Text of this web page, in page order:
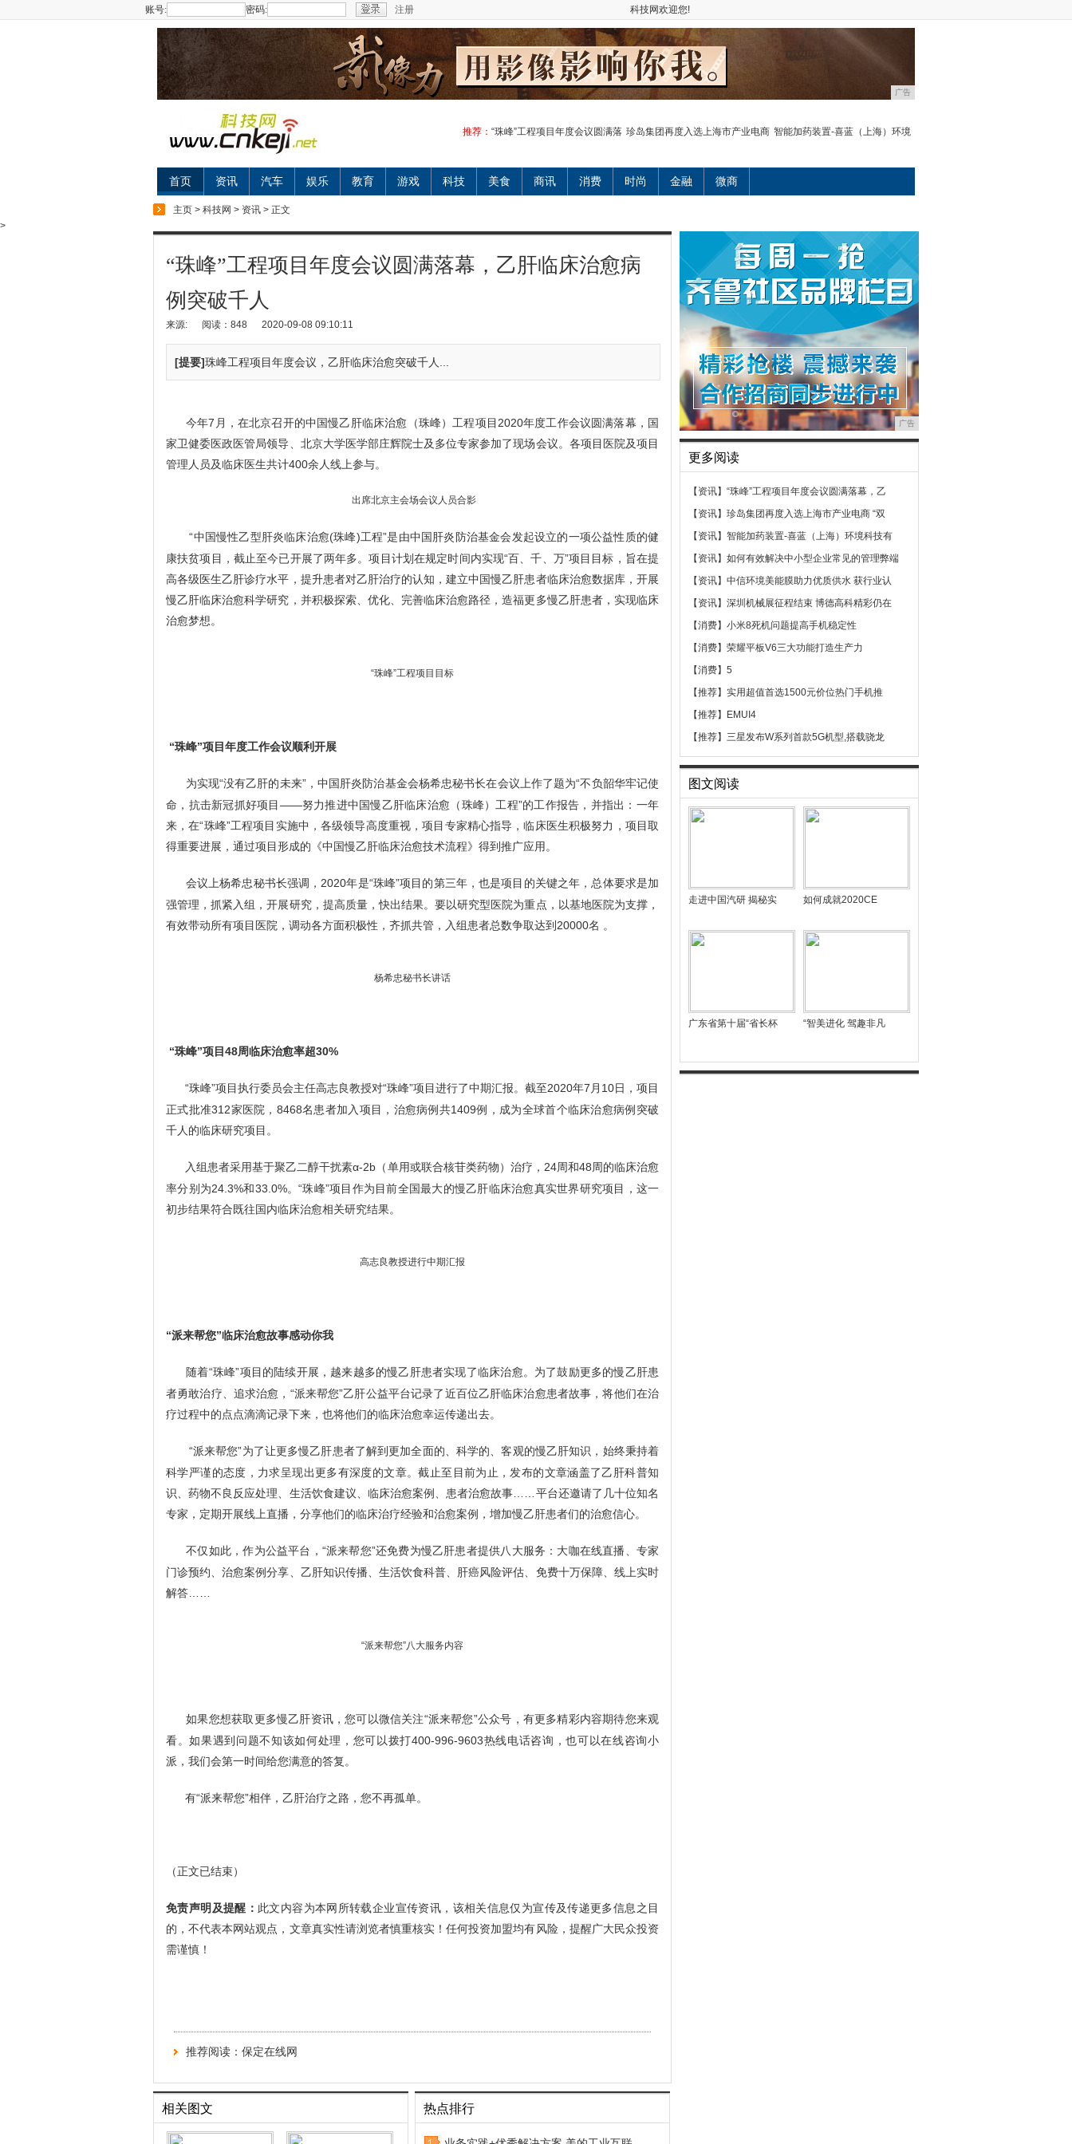
账号: 密码: 注册 科技网欢迎您!
广告
推荐： “珠峰”工程项目年度会议圆满落 珍岛集团再度入选上海市产业电商 智能加药装置-喜蓝（上海）环境
首页 资讯 汽车 娱乐 教育 游戏 科技 美食 商讯 消费 时尚 金融 微商
主页 > 科技网 > 资讯 > 正文
>
“珠峰”工程项目年度会议圆满落幕，乙肝临床治愈病
例突破千人
来源: 阅读：848 2020-09-08 09:10:11
[提要]珠峰工程项目年度会议，乙肝临床治愈突破千人...
今年7月，在北京召开的中国慢乙肝临床治愈（珠峰）工程项目2020年度工作会议圆满落幕，国
家卫健委医政医管局领导、北京大学医学部庄辉院士及多位专家参加了现场会议。各项目医院及项目
管理人员及临床医生共计400余人线上参与。
出席北京主会场会议人员合影
“中国慢性乙型肝炎临床治愈(珠峰)工程”是由中国肝炎防治基金会发起设立的一项公益性质的健
康扶贫项目，截止至今已开展了两年多。项目计划在规定时间内实现“百、千、万”项目目标，旨在提
高各级医生乙肝诊疗水平，提升患者对乙肝治疗的认知，建立中国慢乙肝患者临床治愈数据库，开展
慢乙肝临床治愈科学研究，并积极探索、优化、完善临床治愈路径，造福更多慢乙肝患者，实现临床
治愈梦想。
“珠峰”工程项目目标
“珠峰”项目年度工作会议顺利开展
为实现“没有乙肝的未来”，中国肝炎防治基金会杨希忠秘书长在会议上作了题为“不负韶华牢记使
命，抗击新冠抓好项目——努力推进中国慢乙肝临床治愈（珠峰）工程”的工作报告，并指出：一年
来，在“珠峰”工程项目实施中，各级领导高度重视，项目专家精心指导，临床医生积极努力，项目取
得重要进展，通过项目形成的《中国慢乙肝临床治愈技术流程》得到推广应用。
会议上杨希忠秘书长强调，2020年是“珠峰”项目的第三年，也是项目的关键之年，总体要求是加
强管理，抓紧入组，开展研究，提高质量，快出结果。要以研究型医院为重点，以基地医院为支撑，
有效带动所有项目医院，调动各方面积极性，齐抓共管，入组患者总数争取达到20000名 。
杨希忠秘书长讲话
“珠峰”项目48周临床治愈率超30%
“珠峰”项目执行委员会主任高志良教授对“珠峰”项目进行了中期汇报。截至2020年7月10日，项目
正式批准312家医院，8468名患者加入项目，治愈病例共1409例，成为全球首个临床治愈病例突破
千人的临床研究项目。
入组患者采用基于聚乙二醇干扰素α-2b（单用或联合核苷类药物）治疗，24周和48周的临床治愈
率分别为24.3%和33.0%。“珠峰”项目作为目前全国最大的慢乙肝临床治愈真实世界研究项目，这一
初步结果符合既往国内临床治愈相关研究结果。
高志良教授进行中期汇报
“派来帮您”临床治愈故事感动你我
随着“珠峰”项目的陆续开展，越来越多的慢乙肝患者实现了临床治愈。为了鼓励更多的慢乙肝患
者勇敢治疗、追求治愈，“派来帮您”乙肝公益平台记录了近百位乙肝临床治愈患者故事，将他们在治
疗过程中的点点滴滴记录下来，也将他们的临床治愈幸运传递出去。
“派来帮您”为了让更多慢乙肝患者了解到更加全面的、科学的、客观的慢乙肝知识，始终秉持着
科学严谨的态度，力求呈现出更多有深度的文章。截止至目前为止，发布的文章涵盖了乙肝科普知
识、药物不良反应处理、生活饮食建议、临床治愈案例、患者治愈故事……平台还邀请了几十位知名
专家，定期开展线上直播，分享他们的临床治疗经验和治愈案例，增加慢乙肝患者们的治愈信心。
不仅如此，作为公益平台，“派来帮您”还免费为慢乙肝患者提供八大服务：大咖在线直播、专家
门诊预约、治愈案例分享、乙肝知识传播、生活饮食科普、肝癌风险评估、免费十万保障、线上实时
解答……
“派来帮您”八大服务内容
如果您想获取更多慢乙肝资讯，您可以微信关注“派来帮您”公众号，有更多精彩内容期待您来观
看。如果遇到问题不知该如何处理，您可以拨打400-996-9603热线电话咨询，也可以在线咨询小
派，我们会第一时间给您满意的答复。
有“派来帮您”相伴，乙肝治疗之路，您不再孤单。
（正文已结束）
免责声明及提醒： 此文内容为本网所转载企业宣传资讯，该相关信息仅为宣传及传递更多信息之目
的，不代表本网站观点，文章真实性请浏览者慎重核实！任何投资加盟均有风险，提醒广大民众投资
需谨慎！
推荐阅读： 保定在线网
相关图文 热点排行
广告
更多阅读
【资讯】 “珠峰”工程项目年度会议圆满落幕，乙
【资讯】 珍岛集团再度入选上海市产业电商 “双
【资讯】 智能加药装置-喜蓝（上海）环境科技有
【资讯】 如何有效解决中小型企业常见的管理弊端
【资讯】 中信环境美能膜助力优质供水 获行业认
【资讯】 深圳机械展征程结束 博德高科精彩仍在
【消费】 小米8死机问题提高手机稳定性
【消费】 荣耀平板V6三大功能打造生产力
【消费】 5
【推荐】 实用超值首选1500元价位热门手机推
【推荐】
EMUI4
【推荐】 三星发布W系列首款5G机型,搭载骁龙
图文阅读
走进中国汽研 揭秘实 如何成就2020CE
广东省第十届“省长杯 “智美进化 驾趣非凡